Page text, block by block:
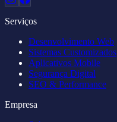
Serviços
Desenvolvimento Web
Sistemas Customizados
Aplicativos Mobile
Segurança Digital
SEO & Performance
Empresa